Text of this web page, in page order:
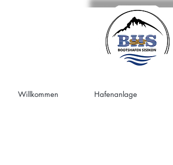
Willkommen Hafenanlage